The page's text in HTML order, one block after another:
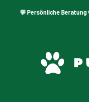
💬 Persönliche Beratung